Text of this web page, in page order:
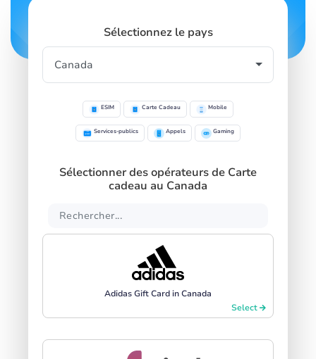
Sélectionnez le pays
ESIM Carte Cadeau Mobile
Services-publics Appels Gaming
Sélectionner des opérateurs de Carte
cadeau au Canada
Adidas Gift Card in Canada
Select